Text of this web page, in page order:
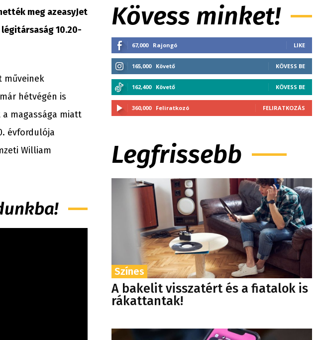
meg azeasyJet
10.20-
műveinek
hétvégén is
magassága miatt
évfordulója
William
Kövess minket!
67,000 Rajongó LIKE
165,000 Követő KÖVESS BE
162,400 Követő KÖVESS BE
360,000 Feliratkozó FELIRATKOZÁS
Legfrissebb
Színes
A bakelit visszatért és a fiatalok is
rákattantak!